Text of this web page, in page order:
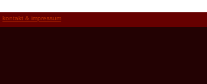
kontakt & impressum